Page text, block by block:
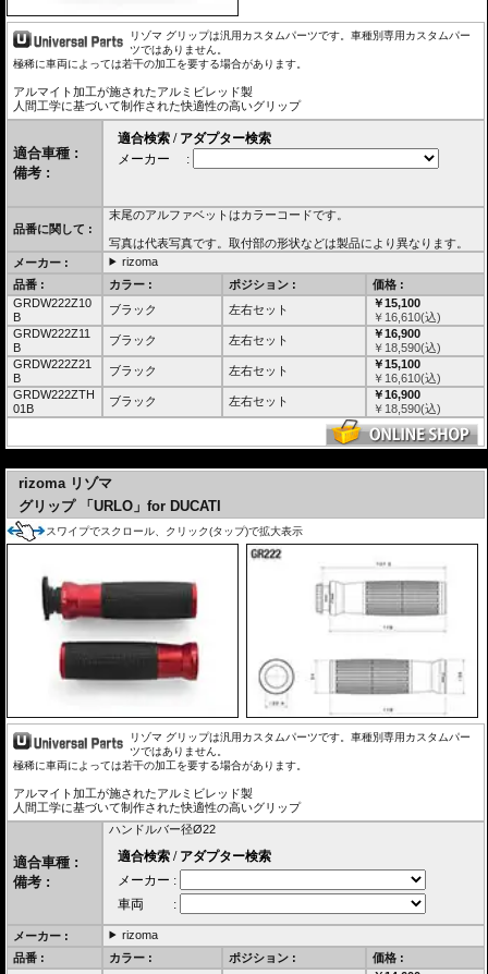
リゾマ グリップは汎用カスタムパーツです。車種別専用カスタムパー
ツではありません。
極稀に車両によっては若干の加工を要する場合があります。
アルマイト加工が施されたアルミビレッド製
人間工学に基づいて制作された快適性の高いグリップ
適合車種 :
備考 :
品番に関して :
末尾のアルファベットはカラーコードです。
写真は代表写真です。取付部の形状などは製品により異なります。
メーカー :
rizoma
品番 :
カラー : ポジション :
価格 :
GRDW222Z10
B
ブラック 左右セット
￥15,100
￥ 16,610(込)
GRDW222Z11
B
ブラック 左右セット
￥16,900
￥ 18,590(込)
GRDW222Z21
B
ブラック 左右セット
￥15,100
￥ 16,610(込)
GRDW222ZTH
01B
ブラック 左右セット
￥16,900
￥ 18,590(込)
rizoma リゾマ
グリップ 「URLO」for DUCATI
スワイプでスクロール、クリック(タップ)で拡大表示
リゾマ グリップは汎用カスタムパーツです。車種別専用カスタムパー
ツではありません。
極稀に車両によっては若干の加工を要する場合があります。
アルマイト加工が施されたアルミビレッド製
人間工学に基づいて制作された快適性の高いグリップ
適合車種 :
備考 :
ハンドルバー径Ø22
メーカー :
rizoma
品番 :
カラー : ポジション :
価格 :